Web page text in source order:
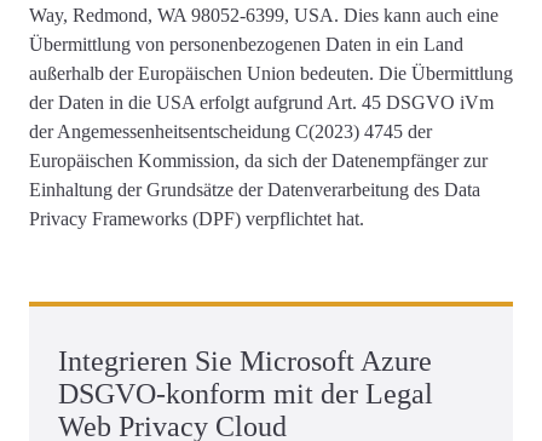
Way, Redmond, WA 98052-6399, USA. Dies kann auch eine
Übermittlung von personenbezogenen Daten in ein Land
außerhalb der Europäischen Union bedeuten. Die Übermittlung
der Daten in die USA erfolgt aufgrund Art. 45 DSGVO iVm
der Angemessenheitsentscheidung C(2023) 4745 der
Europäischen Kommission, da sich der Datenempfänger zur
Einhaltung der Grundsätze der Datenverarbeitung des Data
Privacy Frameworks (DPF) verpflichtet hat.
Integrieren Sie Microsoft Azure
DSGVO-konform mit der Legal
Web Privacy Cloud